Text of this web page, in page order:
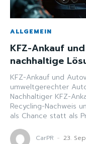
ALLGEMEIN
KFZ-Ankauf
nachhaltige
KFZ-Ankauf und
umweltgerechter
Nachhaltiger KFZ-
Recycling-Nachweis
als Chance statt als
CarPR - 23.